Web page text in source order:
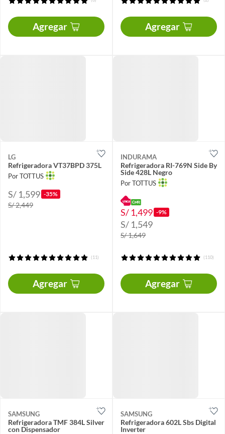
Agregar Agregar
LG
Refrigeradora VT37BPD 375L
Por TOTTUS
S/ 1,599 -35%
S/ 2,449
(11)
Agregar
INDURAMA
Refrigeradora RI-769N Side By
Side 428L Negro
Por TOTTUS
S/ 1,499 -9%
S/ 1,549
S/ 1,649
(110)
Agregar
SAMSUNG
Refrigeradora TMF 384L Silver
con Dispensador
SAMSUNG
Refrigeradora 602L Sbs Digital
Inverter